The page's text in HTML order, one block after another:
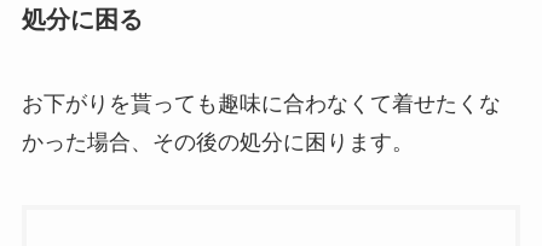
処分に困る
お下がりを貰っても趣味に合わなくて着せたくな
かった場合、その後の処分に困ります。